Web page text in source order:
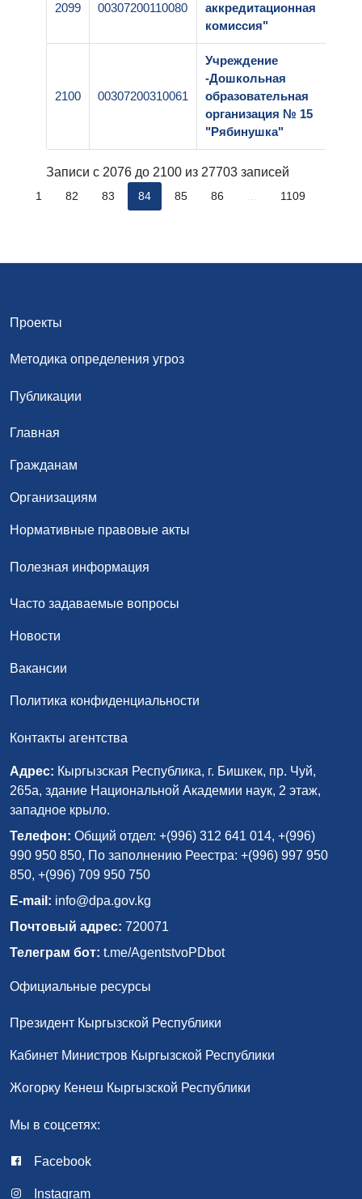
2099 00307200110080
аккредитационная
комиссия"
2100 00307200310061
Учреждение
-Дошкольная
образовательная
организация № 15
"Рябинушка"
Записи с 2076 до 2100 из 27703 записей
81 82 83 84 85 86 1109
Проекты
Методика определения угроз
Публикации
Главная
Гражданам
Организациям
Нормативные правовые акты
Полезная информация
Часто задаваемые вопросы
Новости
Вакансии
Политика конфиденциальности
Контакты агентства
Адрес: Кыргызская Республика, г. Бишкек, пр. Чуй,
265а, здание Национальной Академии наук, 2 этаж,
западное крыло.
Телефон: Общий отдел: +(996) 312 641 014, +(996)
990 950 850, По заполнению Реестра: +(996) 997 950
850, +(996) 709 950 750
E-mail: info@dpa.gov.kg
Почтовый адрес: 720071
Телеграм бот: t.me/AgentstvoPDbot
Официальные ресурсы
Президент Кыргызской Республики
Кабинет Министров Кыргызской Республики
Жогорку Кенеш Кыргызской Республики
Мы в соцсетях:
Facebook
Instagram